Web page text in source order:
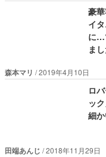
豪
イ
に…
ま
森本マリ 2019年4月10日
ロ
ッ
細
田端あんじ 2018年11月29日